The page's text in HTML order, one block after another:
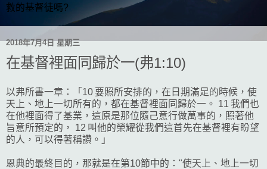
救的基督徒嗎?
2018年7月4日 星期三
在基督裡面同歸於一(弗1:10)
以弗所書一章：「10 要照所安排的，在日期滿足的時候，使
天上、地上一切所有的，都在基督裡面同歸於一。 11 我們也
在他裡面得了基業，這原是那位隨己意行做萬事的，照著他
旨意所預定的， 12 叫他的榮耀從我們這首先在基督裡有盼望
的人，可以得著稱讚。」
恩典的最終目的，那就是在第10節中的："使天上、地上一切